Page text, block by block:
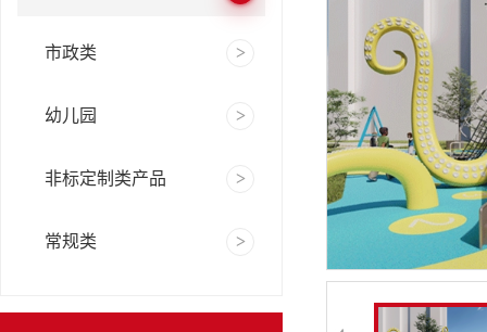
市政类
幼儿园
非标定制类产品
常规类